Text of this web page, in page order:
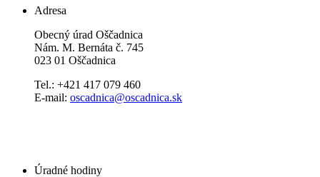
Adresa
Obecný úrad Oščadnica
Nám. M. Bernáta č. 745
023 01 Oščadnica
Tel.: +421 417 079 460
E-mail: oscadnica@oscadnica.sk
Úradné hodiny